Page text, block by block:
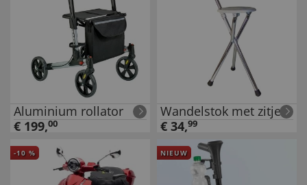
Aluminium rollator
€ 199,00
Wandelstok met zitje
€ 34,99
-10 % NIEUW